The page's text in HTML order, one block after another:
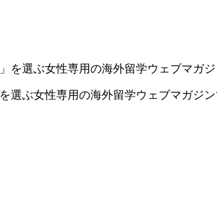
を選ぶ女性専用の海外留学ウェブマガジン